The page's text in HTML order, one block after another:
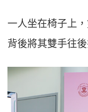
一人坐在椅子上
背後將其雙手往